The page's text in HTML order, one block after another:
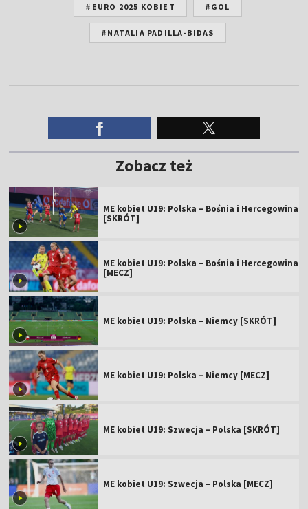
#EURO 2025 KOBIET #GOL
#NATALIA PADILLA-BIDAS
Zobacz też
ME kobiet U19: Polska – Bośnia i Hercegowina
[SKRÓT]
ME kobiet U19: Polska – Bośnia i Hercegowina
[MECZ]
ME kobiet U19: Polska – Niemcy [SKRÓT]
ME kobiet U19: Polska – Niemcy [MECZ]
ME kobiet U19: Szwecja – Polska [SKRÓT]
ME kobiet U19: Szwecja – Polska [MECZ]